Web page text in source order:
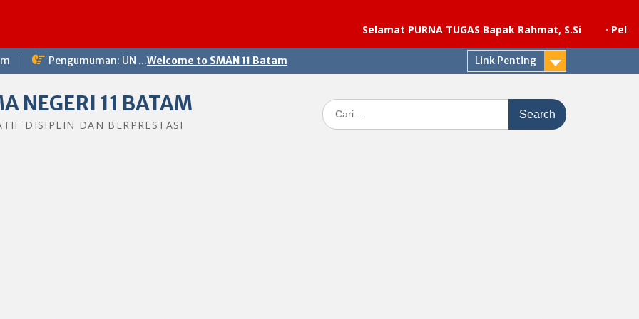
Selamat PURNA TUGAS Bapak Rahmat, S.Si
· Pelaksanaan
Pengumuman: UN ...Welcome to SMAN 11 Batam Link Penting
NEGERI 11 BATAM
DISIPLIN DAN BERPRESTASI
Search
for: